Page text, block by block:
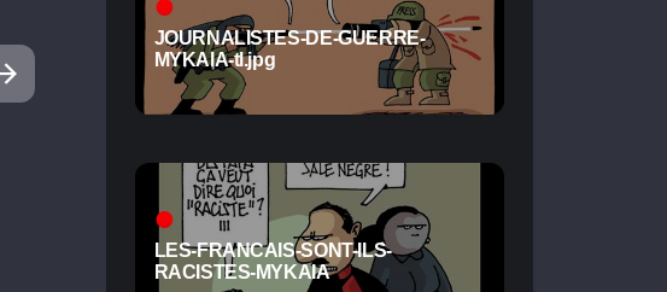
JOURNALISTES-DE-GUERRE-
MYKAIA-tl.jpg
LES-FRANCAIS-SONT-ILS-
RACISTES-MYKAIA